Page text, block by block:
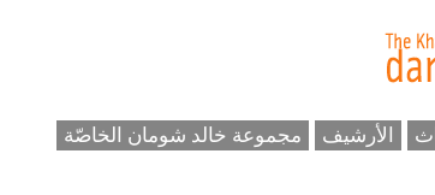
الأرشيف مجموعة خالد شومان الخاصّة